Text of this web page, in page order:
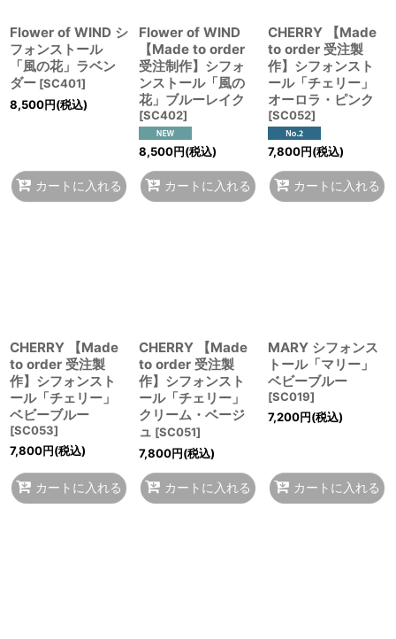
Flower of WIND シ
フォンストール
「風の花」ラベン
ダー [SC401]
8,500円(税込)
カートに入れる
Flower of WIND
【Made to order
受注制作】シフォ
ンストール「風の
花」ブルーレイク
[SC402]
8,500円(税込)
カートに入れる
CHERRY 【Made
to order 受注製
作】シフォンスト
ール「チェリー」
オーロラ・ピンク
[SC052]
7,800円(税込)
カートに入れる
CHERRY 【Made
to order 受注製
作】シフォンスト
ール「チェリー」
ベビーブルー
[SC053]
7,800円(税込)
カートに入れる
CHERRY 【Made
to order 受注製
作】シフォンスト
ール「チェリー」
クリーム・ベージ
ュ [SC051]
7,800円(税込)
カートに入れる
MARY シフォンス
トール「マリー」
ベビーブルー
[SC019]
7,200円(税込)
カートに入れる